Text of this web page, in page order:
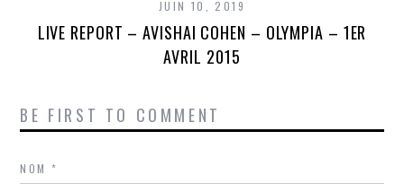
JUIN 10, 2019
LIVE REPORT – AVISHAI COHEN – OLYMPIA – 1ER
AVRIL 2015
BE FIRST TO COMMENT
NOM*